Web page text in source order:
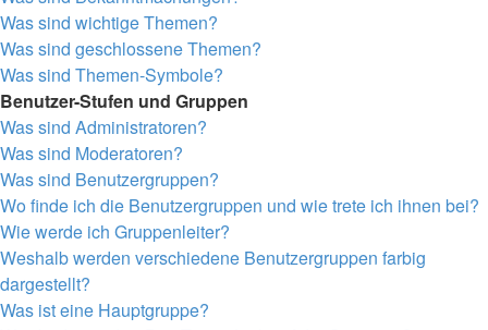
Was sind wichtige Themen?
Was sind geschlossene Themen?
Was sind Themen-Symbole?
Benutzer-Stufen und Gruppen
Was sind Administratoren?
Was sind Moderatoren?
Was sind Benutzergruppen?
Wo finde ich die Benutzergruppen und wie trete ich ihnen bei?
Wie werde ich Gruppenleiter?
Weshalb werden verschiedene Benutzergruppen farbig
dargestellt?
Was ist eine Hauptgruppe?